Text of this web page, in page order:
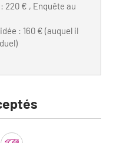
220 € , Enquête au
: 160 € (auquel il